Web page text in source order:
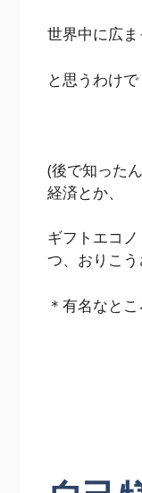
世界中に広ま
と思うわけで
(後で知った
経済とか、
ギフトエコ
つ、おりこう
＊有名なと